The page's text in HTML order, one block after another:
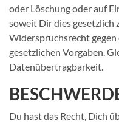
oder Löschung oder auf
soweit Dir dies gesetzlich
Widerspruchsrecht
gesetzlichen Vorgaben.
Datenübertragbarkeit.
Du hast das Recht, Dich